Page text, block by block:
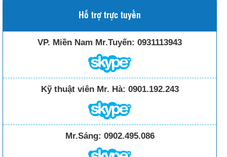
Hỗ trợ trực tuyến
VP. Miền Nam Mr.Tuyến: 0931113943
Kỹ thuật viên Mr. Hà: 0901.192.243
Mr.Sáng: 0902.495.086